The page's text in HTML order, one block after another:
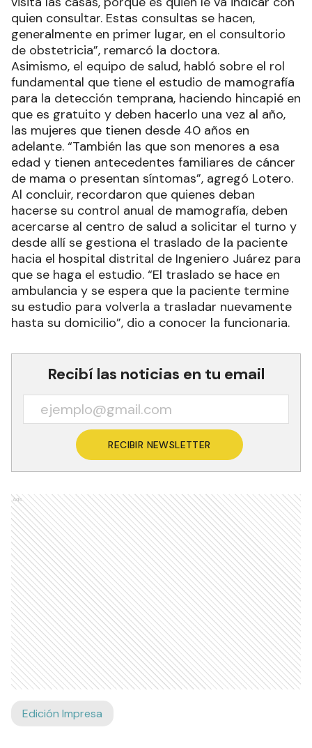
quien consultar. Estas consultas se hacen,
generalmente en primer lugar, en el consultorio
de obstetricia”, remarcó la doctora.
Asimismo, el equipo de salud, habló sobre el rol
fundamental que tiene el estudio de mamografía
para la detección temprana, haciendo hincapié en
que es gratuito y deben hacerlo una vez al año,
las mujeres que tienen desde 40 años en
adelante. “También las que son menores a esa
edad y tienen antecedentes familiares de cáncer
de mama o presentan síntomas”, agregó Lotero.
Al concluir, recordaron que quienes deban
hacerse su control anual de mamografía, deben
acercarse al centro de salud a solicitar el turno y
desde allí se gestiona el traslado de la paciente
hacia el hospital distrital de Ingeniero Juárez para
que se haga el estudio. “El traslado se hace en
ambulancia y se espera que la paciente termine
su estudio para volverla a trasladar nuevamente
hasta su domicilio”, dio a conocer la funcionaria.
Recibí las noticias en tu email
RECIBIR NEWSLETTER
Ads
Edición Impresa